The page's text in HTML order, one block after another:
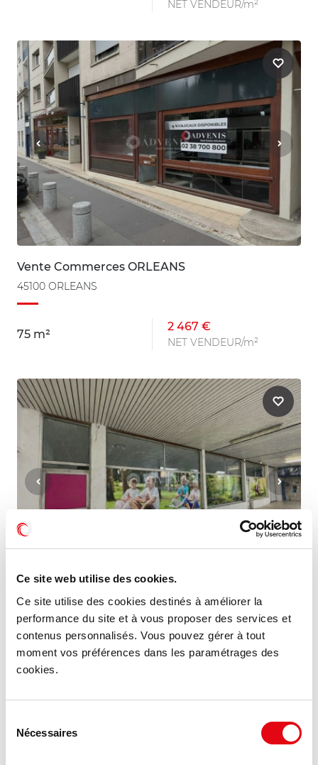
Ce site web utilise des cookies.
Ce site utilise des cookies destinés à améliorer la
performance du site et à vous proposer des services et
contenus personnalisés. Vous pouvez gérer à tout
moment vos préférences dans les paramétrages des
cookies.
Nécessaires
NET VENDEUR/m²
Vente Commerces ORLEANS
45100 ORLEANS
75 m²
2 467 €
NET VENDEUR/m²
Vente Commerces ORLEANS
45000 ORLEANS
140 m²